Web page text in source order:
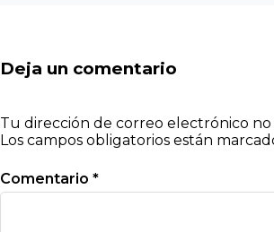
Deja un comentario
Tu dirección de correo electrónico no
Los campos obligatorios están
Comentario *